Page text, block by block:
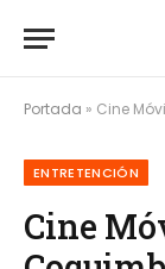
Portada » Cine Móvil
ENTRETENCIÓN
Cine